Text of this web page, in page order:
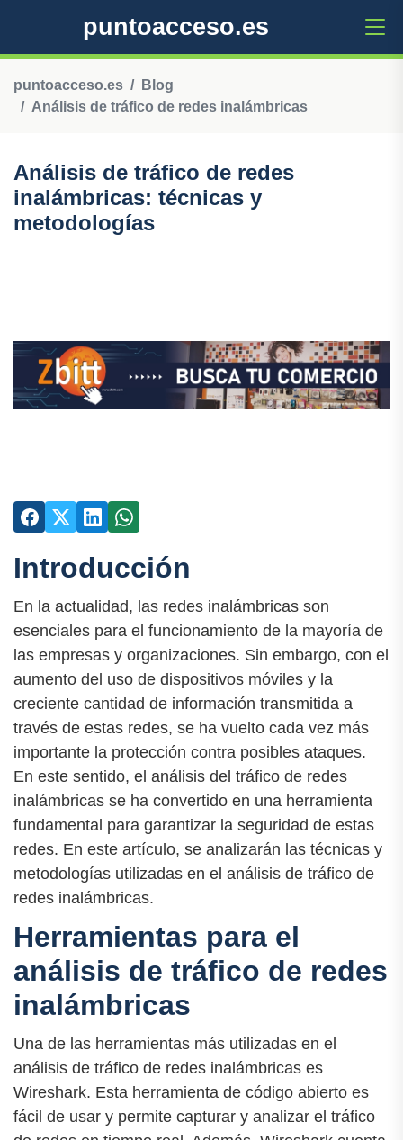
puntoacceso.es
puntoacceso.es
Blog
Análisis de tráfico de redes inalámbricas
Análisis de tráfico de redes
inalámbricas: técnicas y
metodologías
Introducción
En la actualidad, las redes inalámbricas son
esenciales para el funcionamiento de la mayoría de
las empresas y organizaciones. Sin embargo, con el
aumento del uso de dispositivos móviles y la
creciente cantidad de información transmitida a
través de estas redes, se ha vuelto cada vez más
importante la protección contra posibles ataques.
En este sentido, el análisis del tráfico de redes
inalámbricas se ha convertido en una herramienta
fundamental para garantizar la seguridad de estas
redes. En este artículo, se analizarán las técnicas y
metodologías utilizadas en el análisis de tráfico de
redes inalámbricas.
Herramientas para el
análisis de tráfico de redes
inalámbricas
Una de las herramientas más utilizadas en el
análisis de tráfico de redes inalámbricas es
Wireshark. Esta herramienta de código abierto es
fácil de usar y permite capturar y analizar el tráfico